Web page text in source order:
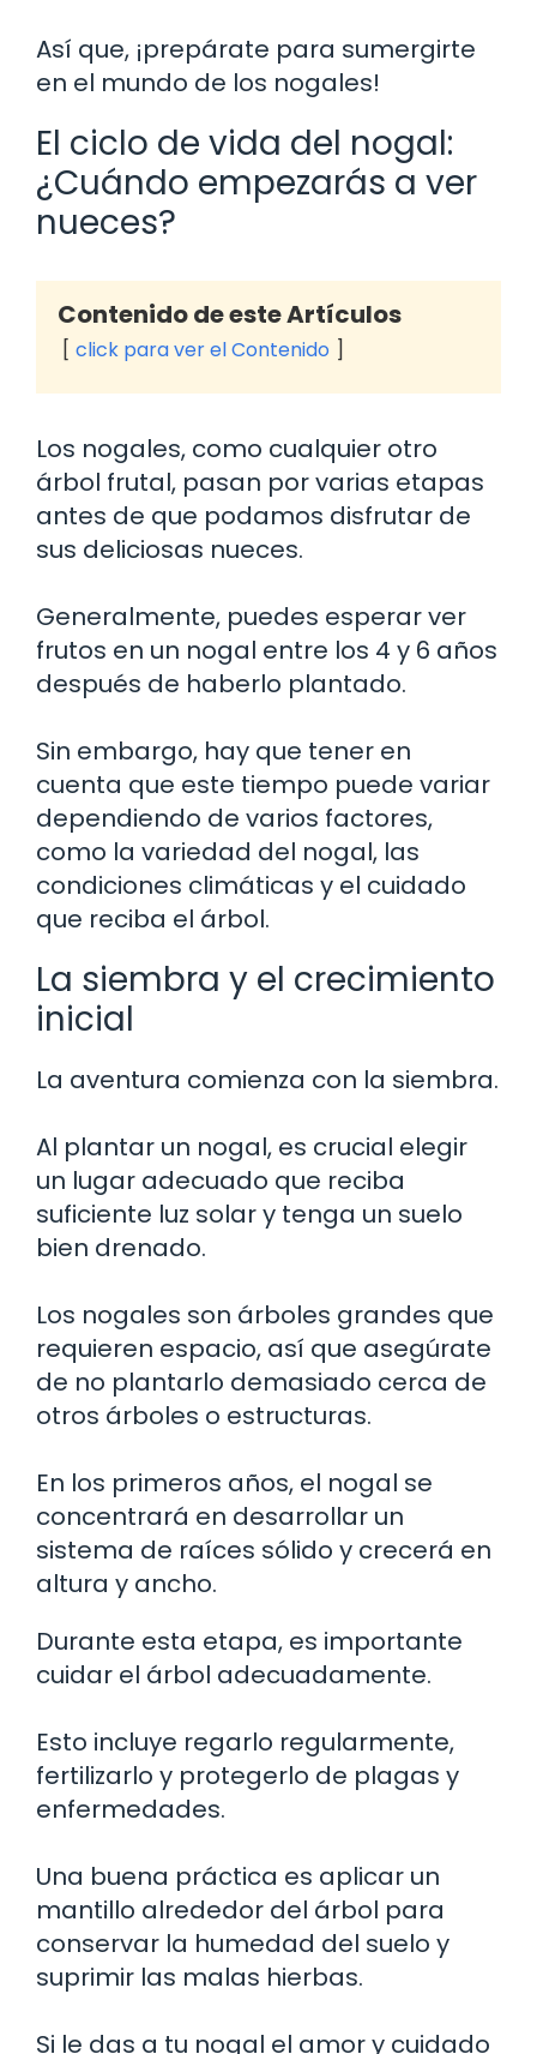
Así que, ¡prepárate para sumergirte
en el mundo de los nogales!
El ciclo de vida del nogal:
¿Cuándo empezarás a ver
nueces?
Contenido de este Artículos
click para ver el Contenido
Los nogales, como cualquier otro
árbol frutal, pasan por varias etapas
antes de que podamos disfrutar de
sus deliciosas nueces.
Generalmente, puedes esperar ver
frutos en un nogal entre los 4 y 6 años
después de haberlo plantado.
Sin embargo, hay que tener en
cuenta que este tiempo puede variar
dependiendo de varios factores,
como la variedad del nogal, las
condiciones climáticas y el cuidado
que reciba el árbol.
La siembra y el crecimiento
inicial
La aventura comienza con la siembra.
Al plantar un nogal, es crucial elegir
un lugar adecuado que reciba
suficiente luz solar y tenga un suelo
bien drenado.
Los nogales son árboles grandes que
requieren espacio, así que asegúrate
de no plantarlo demasiado cerca de
otros árboles o estructuras.
En los primeros años, el nogal se
concentrará en desarrollar un
sistema de raíces sólido y crecerá en
altura y ancho.
Durante esta etapa, es importante
cuidar el árbol adecuadamente.
Esto incluye regarlo regularmente,
fertilizarlo y protegerlo de plagas y
enfermedades.
Una buena práctica es aplicar un
mantillo alrededor del árbol para
conservar la humedad del suelo y
suprimir las malas hierbas.
Si le das a tu nogal el amor y cuidado